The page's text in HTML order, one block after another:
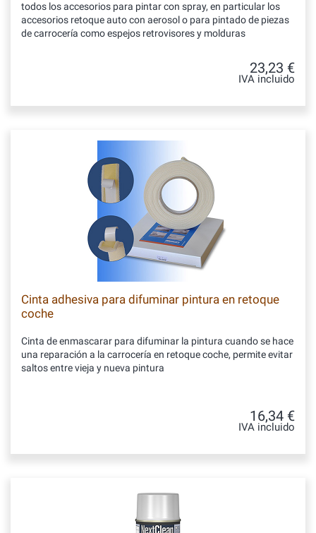
todos los accesorios para pintar con spray, en particular los
accesorios retoque auto con aerosol o para pintado de piezas
de carrocería como espejos retrovisores y molduras
23,23 €
IVA incluido
Cinta adhesiva para difuminar pintura en retoque
coche
Cinta de enmascarar para difuminar la pintura cuando se hace
una reparación a la carrocería en retoque coche, permite evitar
saltos entre vieja y nueva pintura
16,34 €
IVA incluido